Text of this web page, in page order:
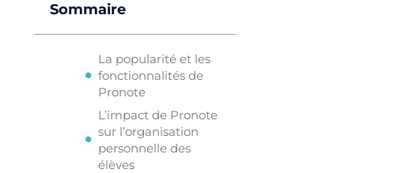
Sommaire
La popularité et les
fonctionnalités de
Pronote
L’impact de Pronote
sur l’organisation
personnelle des
élèves